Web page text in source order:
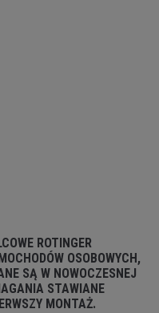
ROTINGER
OSOBOWYCH,
SĄ W NOWOCZESNEJ
STAWIANE
MONTAŻ.